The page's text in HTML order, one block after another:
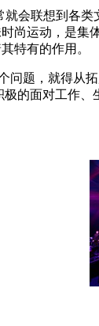
会联想到各
尚运动，是
特有的作用。
问题，就得
的面对工作